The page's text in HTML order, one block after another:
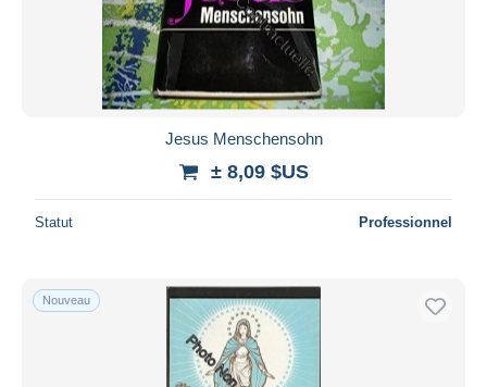
Jesus Menschensohn
± 8,09 $US
Statut Professionnel
Nouveau